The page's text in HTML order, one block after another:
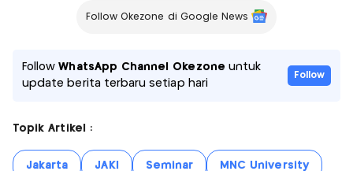
Follow Okezone di Google News
FollowWhatsApp Channel Okezone untuk
update berita terbaru setiap hari
Follow
Topik Artikel :
Jakarta JAKI Seminar MNC University